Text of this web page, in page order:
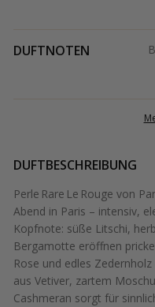
DUFTNOTEN
DUFTBESCHREIBUNG
Perle Rare Le Rouge von
Abend in Paris – intensiv,
Kopfnote: süße Litschi,
Bergamotte eröffnen
Rose und edles
aus Vetiver, zartem
Cashmeran sorgt für